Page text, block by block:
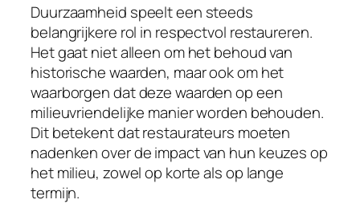
Duurzaamheid speelt een steeds
belangrijkere rol in respectvol restaureren.
Het gaat niet alleen om het behoud van
historische waarden, maar ook om het
waarborgen dat deze waarden op een
milieuvriendelijke manier worden behouden.
Dit betekent dat restaurateurs moeten
nadenken over de impact van hun keuzes op
het milieu, zowel op korte als op lange
termijn.